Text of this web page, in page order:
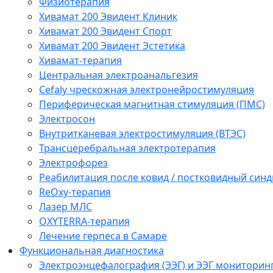
Хивамат 200 Эвидент Клиник
Хивамат 200 Эвидент Спорт
Хивамат 200 Эвидент Эстетика
Хивамат-терапия
Центральная электроанальгезия
Cefaly чреcкожная электронейростимуляция
Периферическая магнитная стимуляция (ПМС)
Электросон
Внутритканевая электростимуляция (ВТЭС)
Трансцеребральная электротерапия
Электрофорез
Реабилитация после ковид / постковидный
ReOxy-терапия
Лазер МЛС
OXYTERRA-терапия
Лечение герпеса в Самаре
Функциональная диагностика
Электроэнцефалография (ЭЭГ) и ЭЭГ